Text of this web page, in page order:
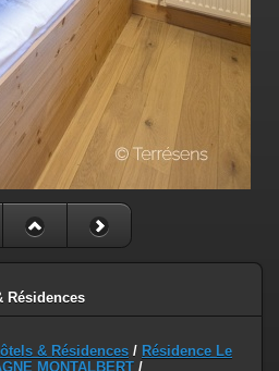
Résidences
& Résidences / Résidence Le
MONTALBERT /